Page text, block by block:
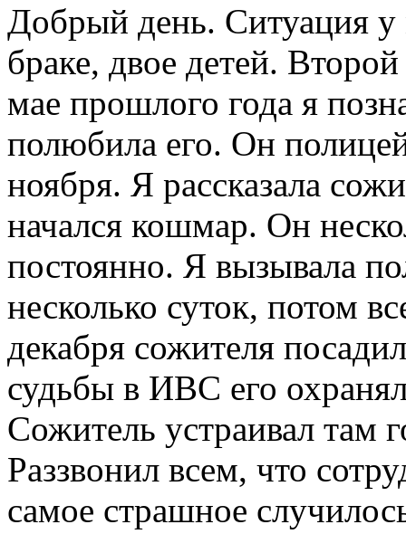
Добрый день. Ситуация у
браке, двое детей.
мае прошлого года я
полюбила его. Он
ноября. Я рассказала
начался кошмар. Он
постоянно. Я вызывала
несколько суток, потом
декабря сожителя
судьбы в ИВС его
Сожитель устраивал там
Раззвонил всем, что
самое страшное